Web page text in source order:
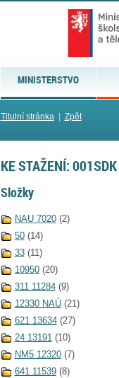
MINISTERSTVO
Titulní stránka| Zpět
KE STAŽENÍ: 001SDK
Složky
NAU 7020 (2)
50 (14)
33 (11)
10950 (20)
311 11284 (9)
12330 NAÚ (21)
621 13634 (27)
24 13191 (10)
NM5 12320 (7)
641 11539 (8)